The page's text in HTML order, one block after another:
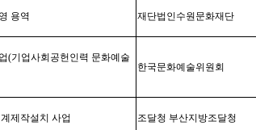
용역 재단법인수원문화재단
(기업사회공헌인력 문화예술
한국문화예술위원회
제작설치 사업 조달청 부산지방조달청